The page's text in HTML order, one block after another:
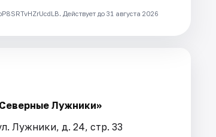
Действует до 31 августа 2026
Лужники»
Лужники, д. 24, стр. 33